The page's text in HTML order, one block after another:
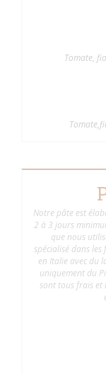
Tomate,
Notre pâte est
2 à 3 jours
que nous
spécialisé dans
en Italie avec du
uniquement du
sont tous frais et